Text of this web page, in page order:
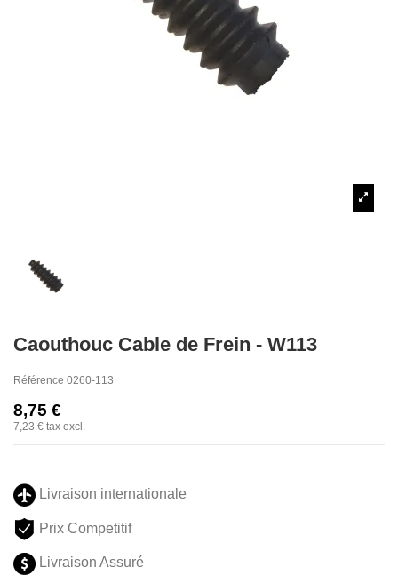
Caouthouc Cable de Frein - W113
Référence 0260-113
8,75 €
7,23 € tax excl.
Livraison internationale
Prix Competitif
Livraison Assuré